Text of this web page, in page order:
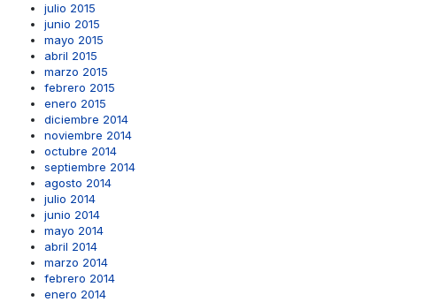
julio 2015
junio 2015
mayo 2015
abril 2015
marzo 2015
febrero 2015
enero 2015
diciembre 2014
noviembre 2014
octubre 2014
septiembre 2014
agosto 2014
julio 2014
junio 2014
mayo 2014
abril 2014
marzo 2014
febrero 2014
enero 2014